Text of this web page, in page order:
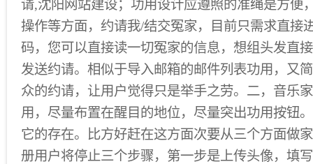
请,沈阳网站建设；功用设计应遵照的准绳是方便
操作等方面，约请我/结交冤家，目前只需求直接
码，您可以直接读一切冤家的信息，想组头发直
发送约请。相似于导入邮箱的邮件列表功用，又
众的约请，让用户觉得只是举手之劳。二，音乐
用，尽量布置在醒目的地位，尽量突出功用按钮
它的存在。比方好赶在这方面次要从三个方面做
册用户将停止三个步骤，第一步是上传头像，填